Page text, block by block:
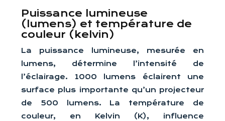
Puissance lumineuse
(lumens) et température de
couleur (kelvin)
La puissance lumineuse, mesurée en
lumens, détermine l’intensité de
l’éclairage. 1000 lumens éclairent une
surface plus importante qu’un projecteur
de 500 lumens. La température de
couleur, en Kelvin (K), influence